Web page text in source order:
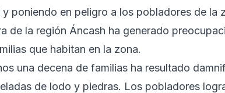
poniendo en peligro a los pobladores de la
de la región Áncash ha generado
que habitan en la zona.
una decena de familias ha resultado
de lodo y piedras. Los pobladores